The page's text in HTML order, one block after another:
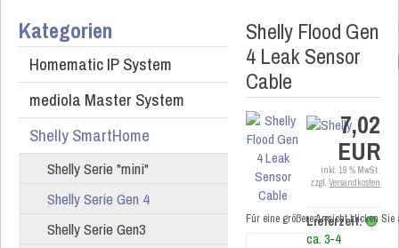
Kategorien
Homematic IP System
mediola Master System
Shelly SmartHome
Shelly Serie "mini"
Shelly Serie Gen 4
Shelly Serie Gen3
Shelly Flood Gen
4 Leak Sensor
Cable
Für eine größere Ansicht klicken
7,02
EUR
inkl. 19 % MwSt.
zzgl. Versandkosten
Lieferzeit:🟢
ca. 3-4